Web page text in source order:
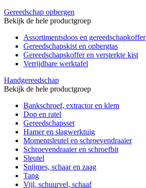
Gereedschap opbergen
Bekijk de hele productgroep
Assortimentsdoos en gereedschapkoffer
Gereedschapskist en opbergtas
Gereedschapskoffer en versterkte kist
Verrijdbare werktafel
Handgereedschap
Bekijk de hele productgroep
Bankschroef, extractor en klem
Dop en ratel
Gereedschapsset
Hamer en slagwerktuig
Momentsleutel en schroevendraaier
Schroevendraaier en schroefbit
Sleutel
Snijmes, schaar en zaag
Tang
Vijl, schuurvel, schaaf